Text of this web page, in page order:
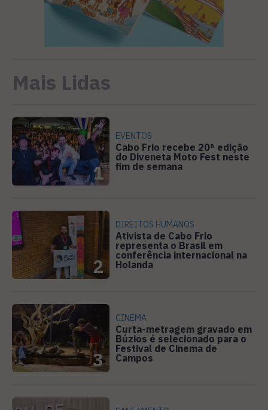
Mais Lidas
1
EVENTOS
Cabo Frio recebe 20ª edição
do Diveneta Moto Fest neste
fim de semana
2
DIREITOS HUMANOS
Ativista de Cabo Frio
representa o Brasil em
conferência internacional na
Holanda
3
CINEMA
Curta-metragem gravado em
Búzios é selecionado para o
Festival de Cinema de
Campos